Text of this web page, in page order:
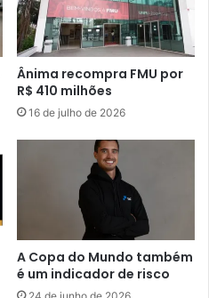
Ânima recompra FMU por
R$ 410 milhões
16 de julho de 2026
A Copa do Mundo também
é um indicador de risco